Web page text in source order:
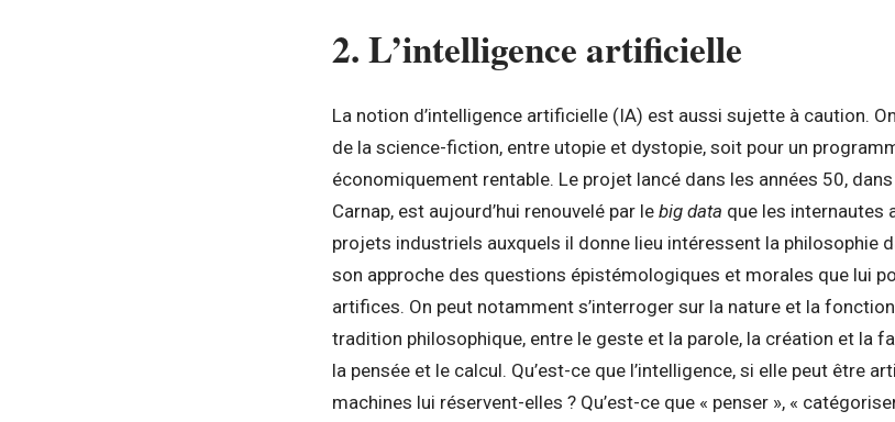
2. L’intelligence artificielle
La notion d’intelligence artificielle (IA) est aussi sujette à caution.
de la science-fiction, entre utopie et dystopie, soit pour un
économiquement rentable. Le projet lancé dans les années 50,
Carnap, est aujourd’hui renouvelé par le big data que les internautes
projets industriels auxquels il donne lieu intéressent la philosophie
son approche des questions épistémologiques et morales que lui
artifices. On peut notamment s’interroger sur la nature et la
tradition philosophique, entre le geste et la parole, la création et la
la pensée et le calcul. Qu’est-ce que l’intelligence, si elle peut être
machines lui réservent-elles ? Qu’est-ce que « penser », «